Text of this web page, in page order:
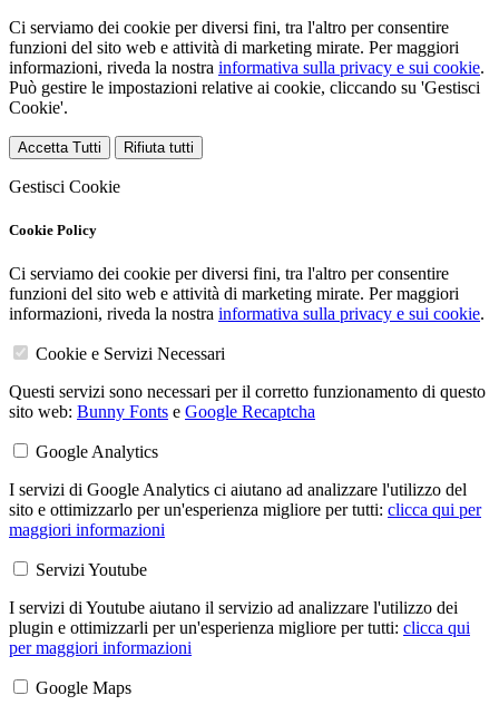
Ci serviamo dei cookie per diversi fini, tra l'altro per consentire
funzioni del sito web e attività di marketing mirate. Per maggiori
informazioni, riveda la nostra informativa sulla privacy e sui cookie.
Può gestire le impostazioni relative ai cookie, cliccando su 'Gestisci
Cookie'.
Accetta Tutti Rifiuta tutti
Gestisci Cookie
Cookie Policy
Ci serviamo dei cookie per diversi fini, tra l'altro per consentire
funzioni del sito web e attività di marketing mirate. Per maggiori
informazioni, riveda la nostra informativa sulla privacy e sui cookie.
Cookie e Servizi Necessari
Questi servizi sono necessari per il corretto funzionamento di questo
sito web: Bunny Fonts e Google Recaptcha
Google Analytics
I servizi di Google Analytics ci aiutano ad analizzare l'utilizzo del
sito e ottimizzarlo per un'esperienza migliore per tutti: clicca qui per
maggiori informazioni
Servizi Youtube
I servizi di Youtube aiutano il servizio ad analizzare l'utilizzo dei
plugin e ottimizzarli per un'esperienza migliore per tutti: clicca qui
per maggiori informazioni
Google Maps